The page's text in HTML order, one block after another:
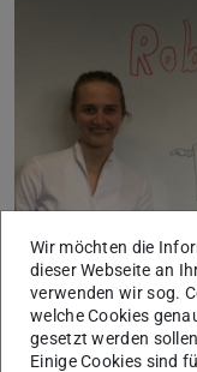
Wir möchten die
dieser Webseite an
verwenden wir sog.
welche Cookies
gesetzt werden
Einige Cookies sind